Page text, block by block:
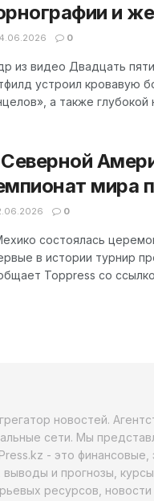
и
0
из видео Двадцать
устроил кровавую
а также
мира
0
состоялась
в истории турнир
Toppress со
новостей.
сети. Мы
- это финансовые,
выводы и прогнозы,
ресурсов,